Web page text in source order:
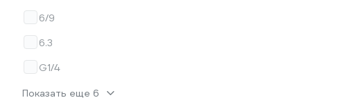
6/9
6.3
G1/4
Показать еще 6